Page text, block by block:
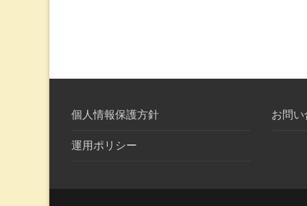
個人情報保護方針
運用ポリシー
お問